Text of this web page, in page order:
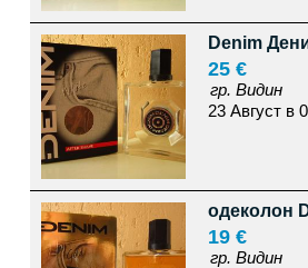
Denim
25 €
гр. Видин
23 Август в
одеколон
19 €
гр. Видин